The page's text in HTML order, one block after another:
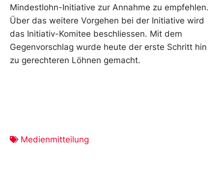
Mindestlohn-Initiative zur Annahme zu empfehlen.
Über das weitere Vorgehen bei der Initiative wird
das Initiativ-Komitee beschliessen. Mit dem
Gegenvorschlag wurde heute der erste Schritt hin
zu gerechteren Löhnen gemacht.
Medienmitteilung